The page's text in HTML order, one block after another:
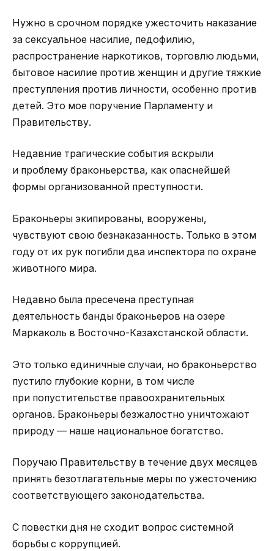
Нужно в срочном порядке ужесточить наказание
за сексуальное насилие, педофилию,
распространение наркотиков, торговлю людьми,
бытовое насилие против женщин и другие тяжкие
преступления против личности, особенно против
детей. Это мое поручение Парламенту и
Правительству.
Недавние трагические события вскрыли
и проблему браконьерства, как опаснейшей
формы организованной преступности.
Браконьеры экипированы, вооружены,
чувствуют свою безнаказанность. Только в этом
году от их рук погибли два инспектора по охране
животного мира.
Недавно была пресечена преступная
деятельность банды браконьеров на озере
Маркаколь в Восточно-Казахстанской области.
Это только единичные случаи, но браконьерство
пустило глубокие корни, в том числе
при попустительстве правоохранительных
органов. Браконьеры безжалостно уничтожают
природу — наше национальное богатство.
Поручаю Правительству в течение двух месяцев
принять безотлагательные меры по ужесточению
соответствующего законодательства.
С повестки дня не сходит вопрос системной
борьбы с коррупцией.